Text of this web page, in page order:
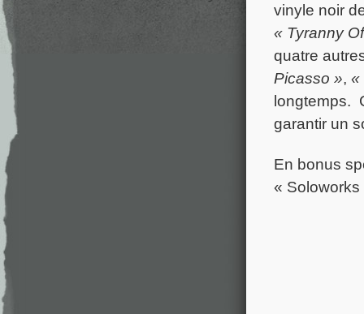
vinyle noir
« Tyranny
quatre
Picasso », «
longtemps.
garantir un
En bonus
«